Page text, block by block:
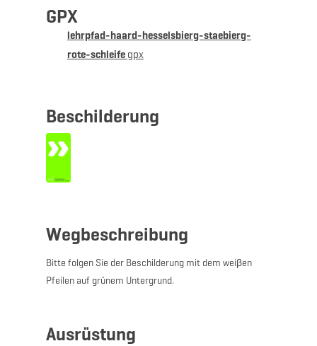
GPX
lehrpfad-haard-hesselsbierg-staebierg-
rote-schleifegpx
Beschilderung
Wegbeschreibung
Bitte folgen Sie der Beschilderung mit dem weiβen
Pfeilen auf grünem Untergrund.
Ausrüstung